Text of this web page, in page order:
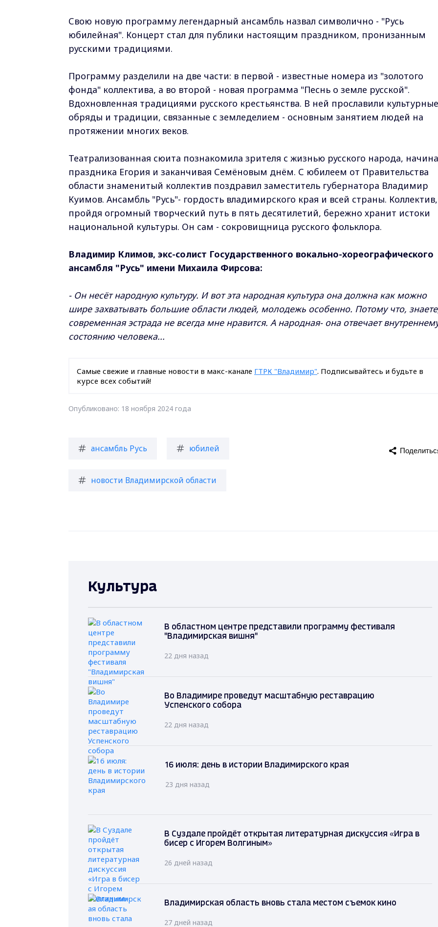
Свою новую программу легендарный ансамбль назвал символично - "Русь
юбилейная". Концерт стал для публики настоящим праздником, пронизанным
русскими традициями.
Программу разделили на две части: в первой - известные номера из "золотого
фонда" коллектива, а во второй - новая программа "Песнь о земле русской".
Вдохновленная традициями русского крестьянства. В ней прославили культурные
обряды и традиции, связанные с земледелием - основным занятием людей на
протяжении многих веков.
Театрализованная сюита познакомила зрителя с жизнью русского народа,
праздника Егория и заканчивая Семёновым днём. С юбилеем от Правительства
области знаменитый коллектив поздравил заместитель губернатора Владимир
Куимов. Ансамбль "Русь"- гордость владимирского края и всей страны. Коллектив,
пройдя огромный творческий путь в пять десятилетий, бережно хранит истоки
национальной культуры. Он сам - сокровищница русского фольклора.
Владимир Климов, экс-солист Государственного вокально-хореографического
ансамбля "Русь" имени Михаила Фирсова:
- Он несёт народную культуру. И вот эта народная культура она должна как можно
шире захватывать большие области людей, молодежь особенно. Потому что,
современная эстрада не всегда мне нравится. А народная- она отвечает
состоянию человека...
Самые свежие и главные новости в макс-канале ГТРК "Владимир". Подписывайтесь и будьте в
курсе всех событий!
Опубликовано: 18 ноября 2024 года
ансамбль Русь юбилей
новости Владимирской области
Культура
В областном центре представили программу фестиваля
"Владимирская вишня"
22 дня назад
Во Владимире проведут масштабную реставрацию
Успенского собора
22 дня назад
16 июля: день в истории Владимирского края
23 дня назад
В Суздале пройдёт открытая литературная дискуссия «Игра в
бисер с Игорем Волгиным»
26 дней назад
Владимирская область вновь стала местом съемок кино
27 дней назад